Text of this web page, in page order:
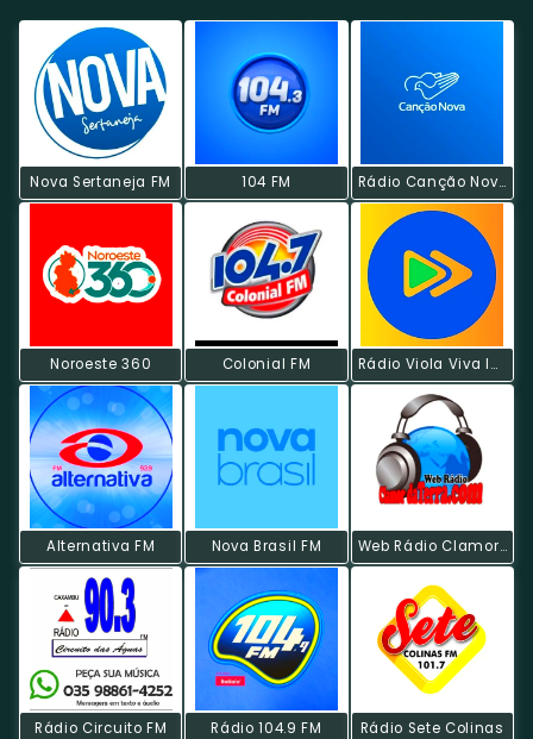
Nova Sertaneja FM 104 FM Rádio Canção Nova
Noroeste 360 Colonial FM Rádio Viola Viva Instrumental
Alternativa FM Nova Brasil FM Web Rádio Clamor Da Terra
Rádio Circuito FM Rádio 104.9 FM Rádio Sete Colinas